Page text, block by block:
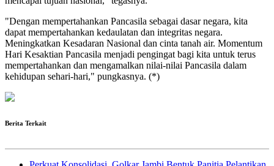
"Dengan mempertahankan Pancasila sebagai dasar negara, kita
dapat mempertahankan kedaulatan dan integritas negara.
Meningkatkan Kesadaran Nasional dan cinta tanah air. Momentum
Hari Kesaktian Pancasila menjadi pengingat bagi kita untuk terus
mempertahankan dan mengamalkan nilai-nilai Pancasila dalam
kehidupan sehari-hari," pungkasnya. (*)
Berita Terkait